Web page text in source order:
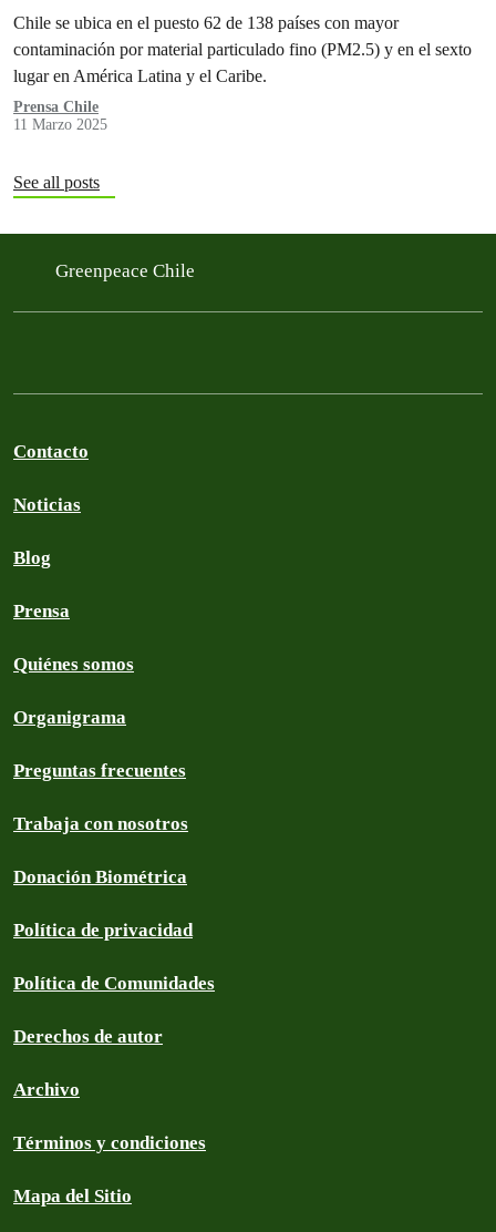
Chile se ubica en el puesto 62 de 138 países con mayor
contaminación por material particulado fino (PM2.5) y en el sexto
lugar en América Latina y el Caribe.
Prensa Chile
11 Marzo 2025
See all posts
Greenpeace Chile
Contacto
Noticias
Blog
Prensa
Quiénes somos
Organigrama
Preguntas frecuentes
Trabaja con nosotros
Donación Biométrica
Política de privacidad
Política de Comunidades
Derechos de autor
Archivo
Términos y condiciones
Mapa del Sitio